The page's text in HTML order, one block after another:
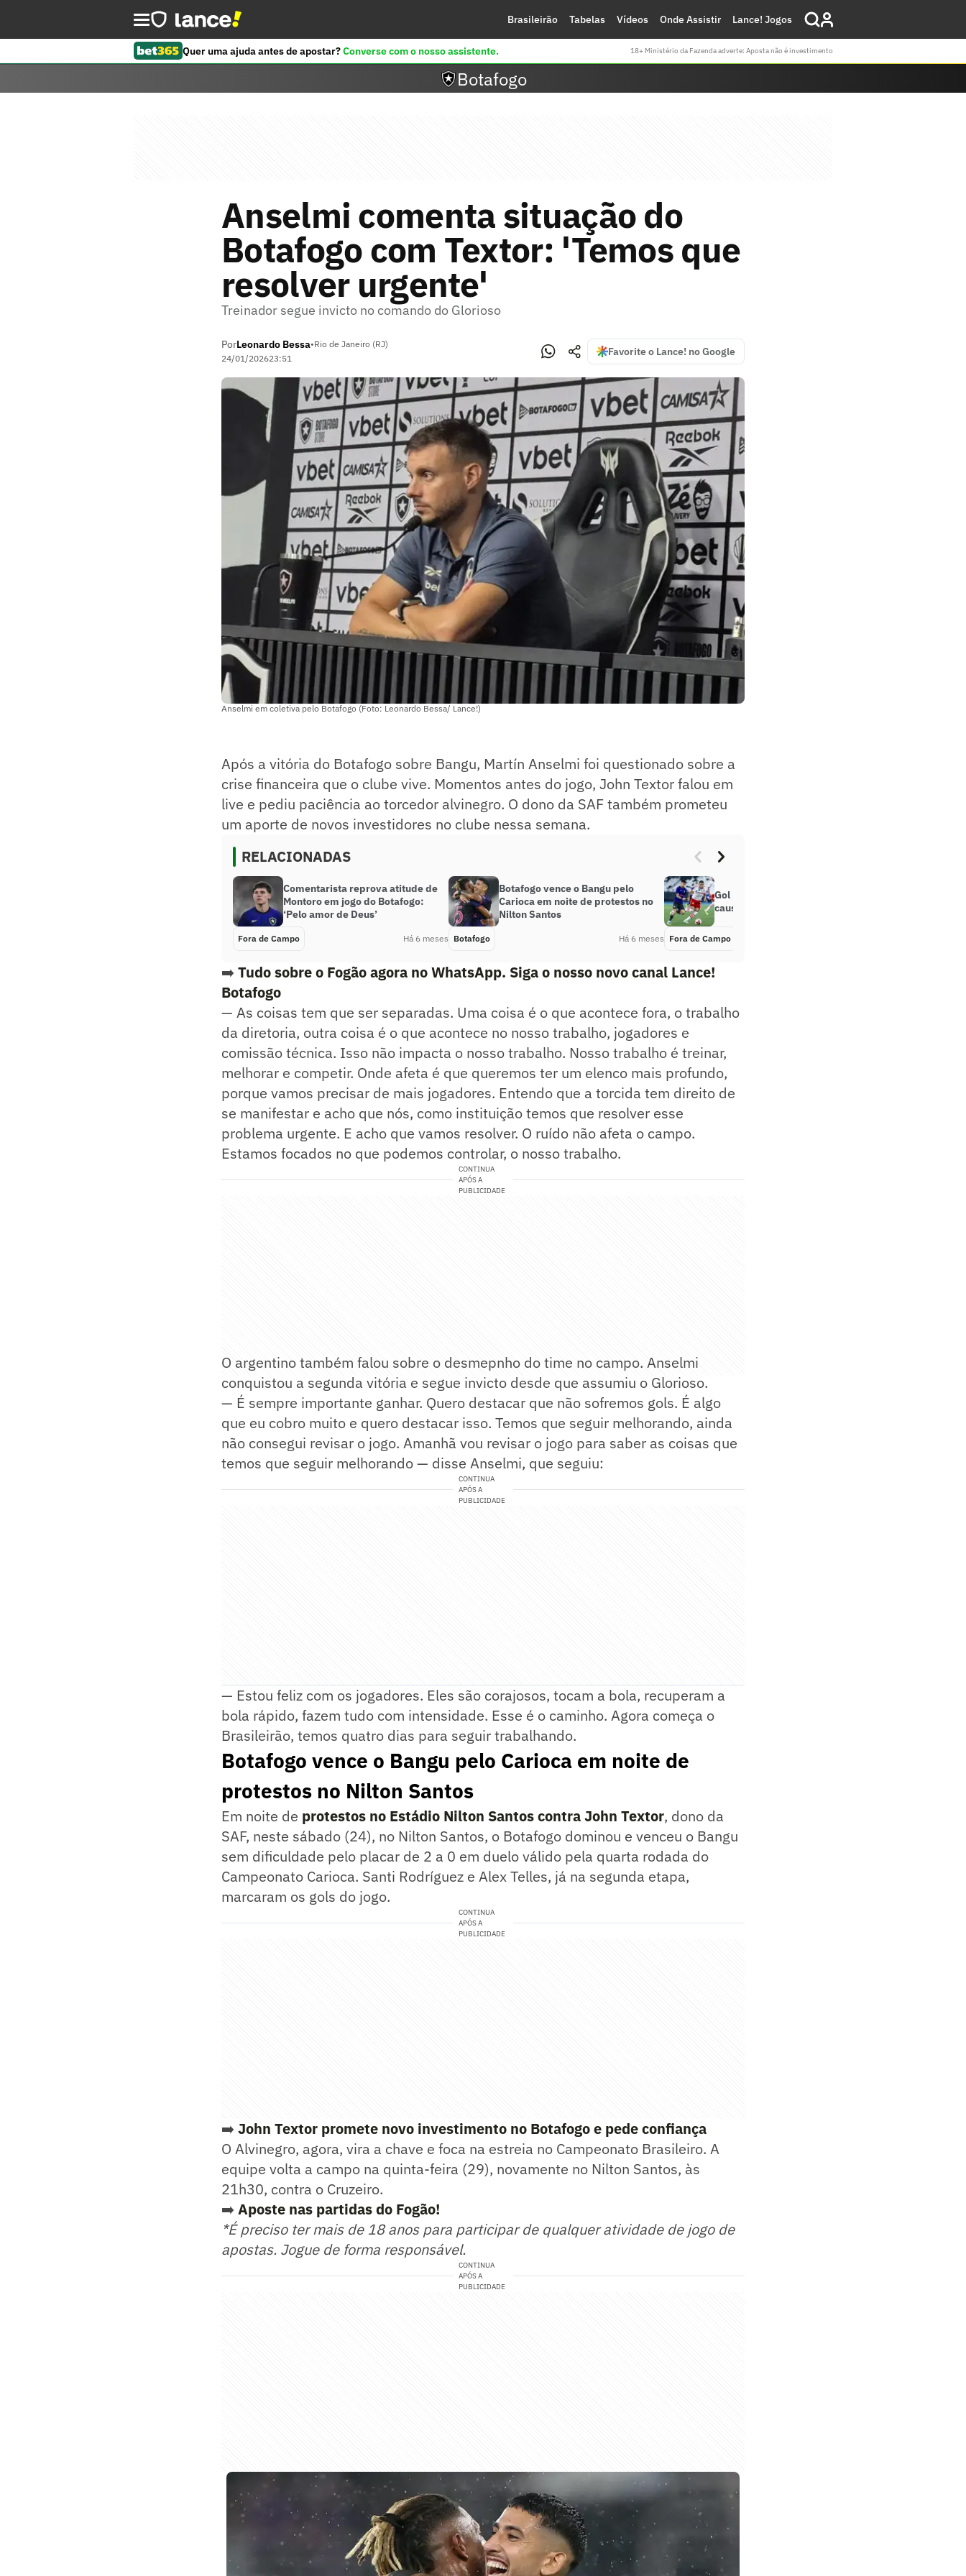
Brasileirão Tabelas Vídeos Onde Assistir Lance! Jogos
Quer uma ajuda antes de apostar?Converse com o nosso assistente. 18+ Ministério da Fazenda adverte: Aposta não é investimento
Botafogo
Anselmi comenta situação do
Botafogo com Textor: 'Temos que
resolver urgente'
Treinador segue invicto no comando do Glorioso
PorLeonardo Bessa•Rio de Janeiro (RJ)
24/01/202623:51
Favorite o Lance! no Google
Anselmi em coletiva pelo Botafogo (Foto: Leonardo Bessa/ Lance!)
Após a vitória do Botafogo sobre Bangu, Martín Anselmi foi questionado sobre a
crise financeira que o clube vive. Momentos antes do jogo, John Textor falou em
live e pediu paciência ao torcedor alvinegro. O dono da SAF também prometeu
um aporte de novos investidores no clube nessa semana.
RELACIONADAS
Comentarista reprova atitude de
Montoro em jogo do Botafogo:
‘Pelo amor de Deus’
Fora de Campo Há 6 meses
Botafogo vence o Bangu pelo
Carioca em noite de protestos no
Nilton Santos
Botafogo Há 6 meses
Gol perdido em Botafogo x Bangu
causa revolta: ‘Me juraram’
Fora de Campo
➡️ Tudo sobre o Fogão agora no WhatsApp. Siga o nosso novo canal Lance!
Botafogo
— As coisas tem que ser separadas. Uma coisa é o que acontece fora, o trabalho
da diretoria, outra coisa é o que acontece no nosso trabalho, jogadores e
comissão técnica. Isso não impacta o nosso trabalho. Nosso trabalho é treinar,
melhorar e competir. Onde afeta é que queremos ter um elenco mais profundo,
porque vamos precisar de mais jogadores. Entendo que a torcida tem direito de
se manifestar e acho que nós, como instituição temos que resolver esse
problema urgente. E acho que vamos resolver. O ruído não afeta o campo.
Estamos focados no que podemos controlar, o nosso trabalho.
CONTINUA
APÓS A
PUBLICIDADE
O argentino também falou sobre o desmepnho do time no campo. Anselmi
conquistou a segunda vitória e segue invicto desde que assumiu o Glorioso.
— É sempre importante ganhar. Quero destacar que não sofremos gols. É algo
que eu cobro muito e quero destacar isso. Temos que seguir melhorando, ainda
não consegui revisar o jogo. Amanhã vou revisar o jogo para saber as coisas que
temos que seguir melhorando — disse Anselmi, que seguiu:
CONTINUA
APÓS A
PUBLICIDADE
— Estou feliz com os jogadores. Eles são corajosos, tocam a bola, recuperam a
bola rápido, fazem tudo com intensidade. Esse é o caminho. Agora começa o
Brasileirão, temos quatro dias para seguir trabalhando.
Botafogo vence o Bangu pelo Carioca em noite de
protestos no Nilton Santos
Em noite de protestos no Estádio Nilton Santos contra John Textor, dono da
SAF, neste sábado (24), no Nilton Santos, o Botafogo dominou e venceu o Bangu
sem dificuldade pelo placar de 2 a 0 em duelo válido pela quarta rodada do
Campeonato Carioca. Santi Rodríguez e Alex Telles, já na segunda etapa,
marcaram os gols do jogo.
CONTINUA
APÓS A
PUBLICIDADE
➡️ John Textor promete novo investimento no Botafogo e pede confiança
O Alvinegro, agora, vira a chave e foca na estreia no Campeonato Brasileiro. A
equipe volta a campo na quinta-feira (29), novamente no Nilton Santos, às
21h30, contra o Cruzeiro.
➡️ Aposte nas partidas do Fogão!
*É preciso ter mais de 18 anos para participar de qualquer atividade de jogo de
apostas. Jogue de forma responsável.
CONTINUA
APÓS A
PUBLICIDADE